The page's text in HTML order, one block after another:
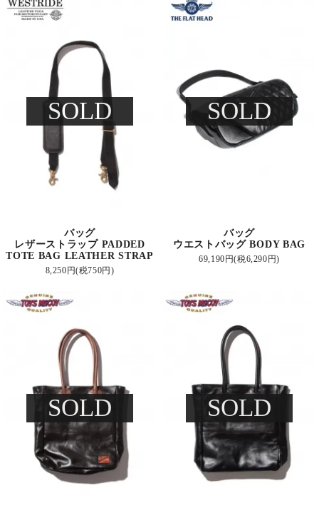
SOLD
バッグ
レザーストラップ PADDED
TOTE BAG LEATHER STRAP
8,250円(税750円)
SOLD
バッグ
ウエストバッグ BODY BAG
69,190円(税6,290円)
SOLD SOLD